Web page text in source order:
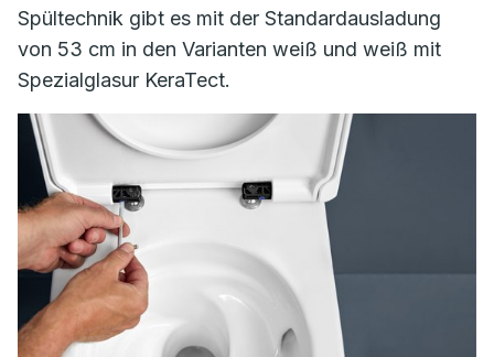
Spültechnik gibt es mit der Standardausladung
von 53 cm in den Varianten weiß und weiß mit
Spezialglasur KeraTect.